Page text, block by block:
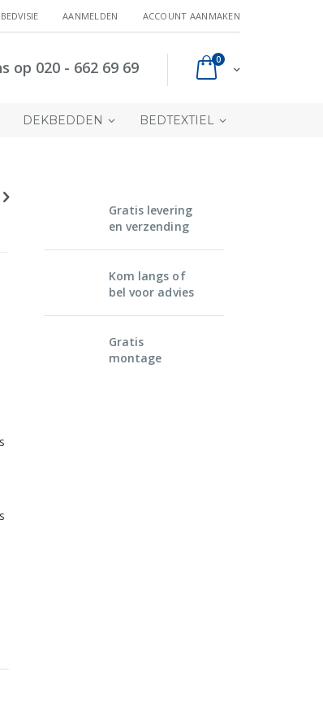
AANMELDEN ACCOUNT AANMAKEN
Cart
0producten
op 020 - 662 69 69
DEKBEDDEN BEDTEXTIEL
Gratis levering
en verzending
Kom langs of
bel voor advies
Gratis
montage